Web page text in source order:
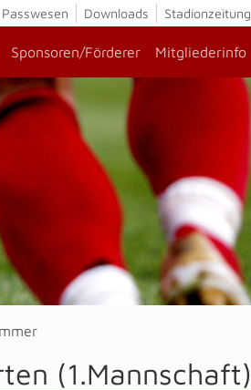
Downloads Stadionzeitung
Sponsoren/Förderer Mitgliederinfo
(1.Mannschaft)